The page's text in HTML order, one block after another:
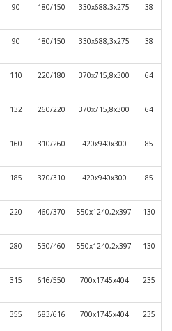
90 180/150 330х688,3х275 38
90 180/150 330х688,3х275 38
110 220/180 370х715,8х300 64
132 260/220 370х715,8х300 64
160 310/260 420х940х300 85
185 370/310 420х940х300 85
220 460/370 550х1240,2х397 130
280 530/460 550х1240,2х397 130
315 616/550 700х1745х404 235
355 683/616 700х1745х404 235